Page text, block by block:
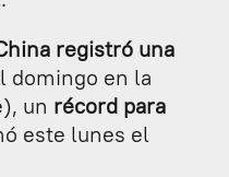
registró una
domingo en la
un récord para
este lunes el